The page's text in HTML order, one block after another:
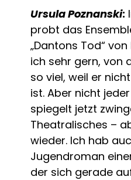
Ursula Poznanski:
probt das
„Dantons Tod“
ich sehr gern, von
so viel, weil er
ist. Aber nicht
spiegelt jetzt
Theatralisches –
wieder. Ich hab
Jugendroman
der sich gerade